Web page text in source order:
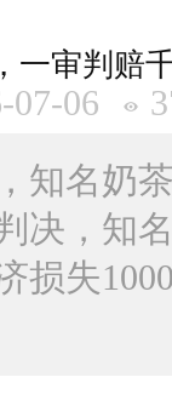
一审判赔
07-06
知名奶
决，知
损失